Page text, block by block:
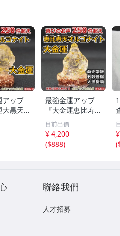
アップ
大黒天
てん）
ト高4.
、福徳
【金運
最強金運アップ
『大金運恵比寿天
（えびすてん）オ
ルゴナイト高4.5c
m』【金運アップ
の招金堂】金運ア
目前出價
¥ 4,200
($888)
(
聯絡我們
人才招募